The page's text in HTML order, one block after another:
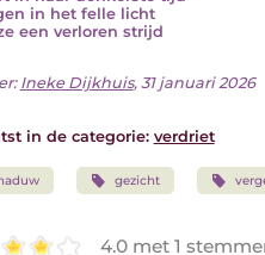
in het felle licht
een verloren strijd
Ineke Dijkhuis, 31 januari 2026
in de categorie: verdriet
gezicht
4.0 met 1